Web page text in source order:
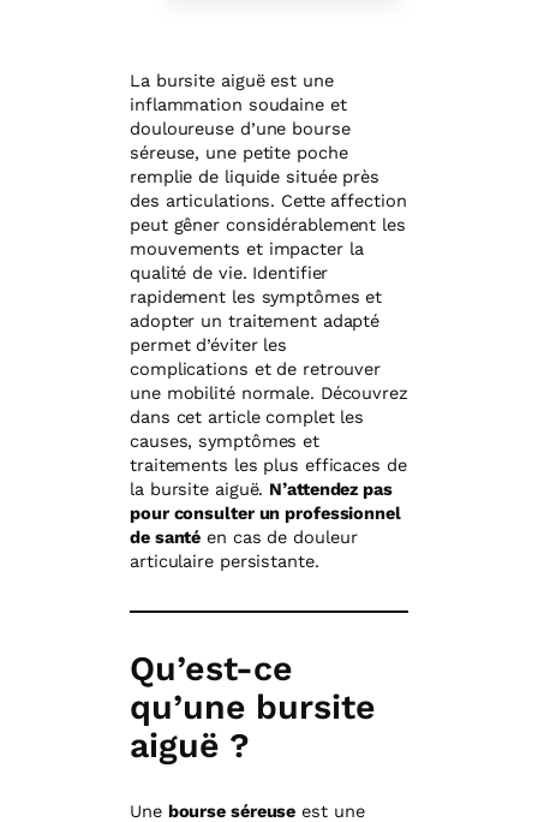
La bursite aiguë est une
inflammation soudaine et
douloureuse d’une bourse
séreuse, une petite poche
remplie de liquide située près
des articulations. Cette affection
peut gêner considérablement les
mouvements et impacter la
qualité de vie. Identifier
rapidement les symptômes et
adopter un traitement adapté
permet d’éviter les
complications et de retrouver
une mobilité normale. Découvrez
dans cet article complet les
causes, symptômes et
traitements les plus efficaces de
la bursite aiguë. N’attendez pas
pour consulter un professionnel
de santé en cas de douleur
articulaire persistante.
Qu’est-ce
qu’une bursite
aiguë ?
Une bourse séreuse est une